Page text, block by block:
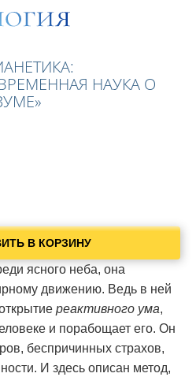
НАУКА О
В КОРЗИНУ
ясного неба, она
движению. Ведь в ней
реактивного ума,
и порабощает его. Он
беспричинных страхов,
И здесь описан метод,